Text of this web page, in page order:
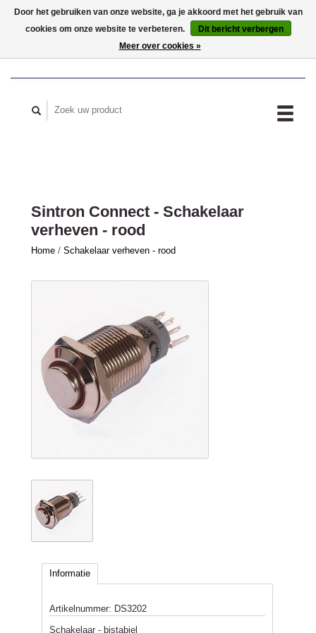
MIJN ACCOUNT
Sintron Connect - Schakelaar
verheven - rood
Home / Schakelaar verheven - rood
Informatie
Artikelnummer: DS3202
Schakelaar - bistabiel
Door het gebruiken van onze website, ga je akkoord met het gebruik van
cookies om onze website te verbeteren.
Dit bericht verbergen
Meer over cookies »